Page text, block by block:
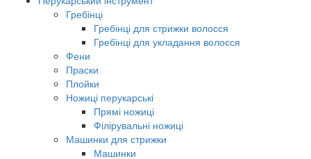
Гребінці
Гребінці для стрижки волосся
Гребінці для укладання волосся
Фени
Праски
Плойки
Ножиці перукарські
Прямі ножиці
Філірувальні ножиці
Машинки для стрижки
Машинки